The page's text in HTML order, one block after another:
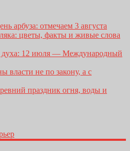
арбуза: отмечаем 3 августа
цветы, факты и живые слова
духа: 12 июля — Международный
власти не по закону, а с
праздник огня, воды и